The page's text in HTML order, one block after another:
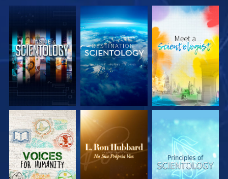
EXPLORE A SÉRIE EXPLORE A SÉRIE EXPLORE A SÉRIE